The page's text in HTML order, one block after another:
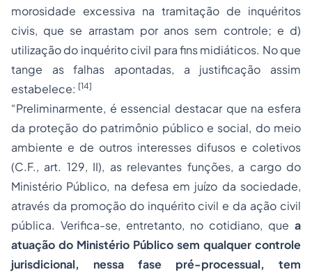
morosidade excessiva na tramitação de inquéritos
civis, que se arrastam por anos sem controle; e d)
utilização do inquérito civil para fins midiáticos. No que
tange as falhas apontadas, a justificação assim
estabelece: [14]
“Preliminarmente, é essencial destacar que na esfera
da proteção do patrimônio público e social, do meio
ambiente e de outros interesses difusos e coletivos
(C.F., art. 129, II), as relevantes funções, a cargo do
Ministério Público, na defesa em juízo da sociedade,
através da promoção do inquérito civil e da ação civil
pública. Verifica-se, entretanto, no cotidiano, que a
atuação do Ministério Público sem qualquer controle
jurisdicional, nessa fase pré-processual, tem